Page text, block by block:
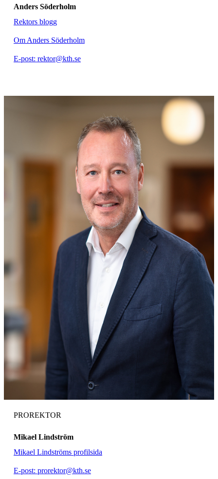
Anders Söderholm
Rektors blogg
Om Anders Söderholm
E-post: rektor@kth.se
PROREKTOR
Mikael Lindström
Mikael Lindströms profilsida
E-post: prorektor@kth.se